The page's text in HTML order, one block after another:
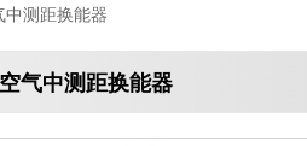
中测距换能器
空气中测距换能器